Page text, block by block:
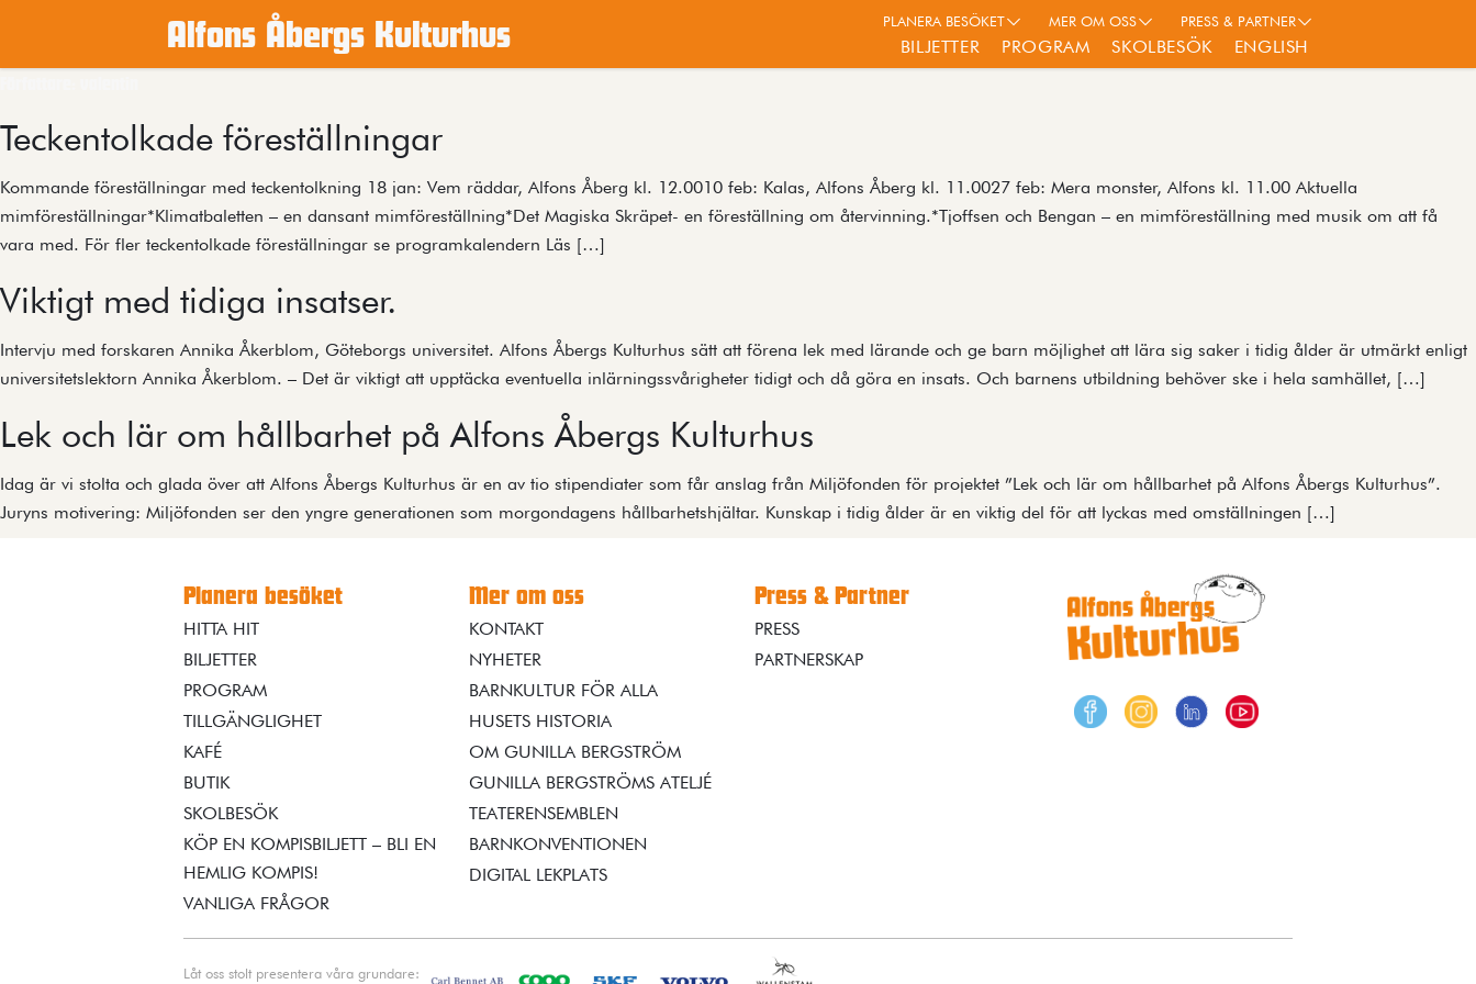
Alfons Åbergs Kulturhus BILJETTER PROGRAM SKOLBESÖK ENGLISH
PLANERA BESÖKET MER OM OSS PRESS & PARTNER
Teckentolkade föreställningar
Kommande föreställningar med teckentolkning 18 jan: Vem räddar, Alfons Åberg kl. 12.0010 feb: Kalas, Alfons Åberg kl. 11.0027 feb: Mera monster, Alfons kl. 11.00 Aktuella
mimföreställningar*Klimatbaletten – en dansant mimföreställning*Det Magiska Skräpet- en föreställning om återvinning.*Tjoffsen och Bengan – en mimföreställning med musik om att få
vara med. För fler teckentolkade föreställningar se programkalendern Läs […]
Viktigt med tidiga insatser.
Intervju med forskaren Annika Åkerblom, Göteborgs universitet. Alfons Åbergs Kulturhus sätt att förena lek med lärande och ge barn möjlighet att lära sig saker i tidig ålder är utmärkt enligt
universitetslektorn Annika Åkerblom. – Det är viktigt att upptäcka eventuella inlärningssvårigheter tidigt och då göra en insats. Och barnens utbildning behöver ske i hela samhället, […]
Lek och lär om hållbarhet på Alfons Åbergs Kulturhus
Idag är vi stolta och glada över att Alfons Åbergs Kulturhus är en av tio stipendiater som får anslag från Miljöfonden för projektet ”Lek och lär om hållbarhet på Alfons Åbergs Kulturhus”.
Juryns motivering: Miljöfonden ser den yngre generationen som morgondagens hållbarhetshjältar. Kunskap i tidig ålder är en viktig del för att lyckas med omställningen […]
Planera besöket
HITTA HIT
BILJETTER
PROGRAM
TILLGÄNGLIGHET
KAFÉ
BUTIK
SKOLBESÖK
KÖP EN KOMPISBILJETT – BLI EN
HEMLIG KOMPIS!
VANLIGA FRÅGOR
Mer om oss
KONTAKT
NYHETER
BARNKULTUR FÖR ALLA
HUSETS HISTORIA
OM GUNILLA BERGSTRÖM
GUNILLA BERGSTRÖMS ATELJÉ
TEATERENSEMBLEN
BARNKONVENTIONEN
DIGITAL LEKPLATS
Press & Partner
PRESS
PARTNERSKAP
Låt oss stolt presentera våra grundare: